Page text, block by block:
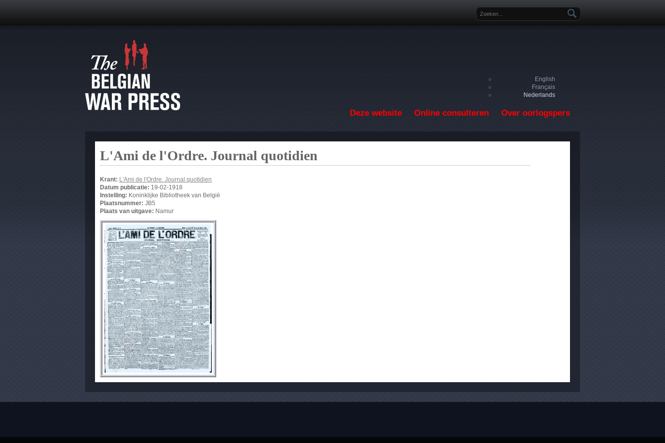
Zoekveld
English
Français
Nederlands
Deze website Online consulteren Over oorlogspers
L'Ami de l'Ordre. Journal quotidien
Krant: L'Ami de l'Ordre. Journal quotidien
Datum publicatie: 19-02-1918
Instelling: Koninklijke Bibliotheek van België
Plaatsnummer: JB5
Plaats van uitgave: Namur